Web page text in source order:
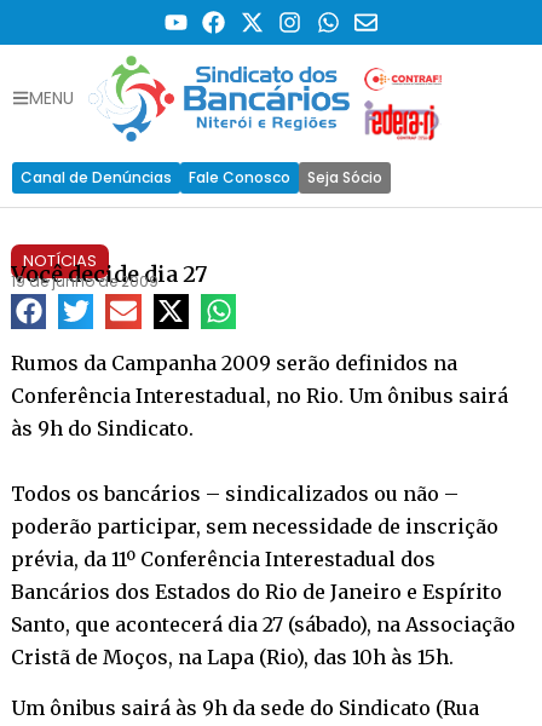
MENU
Canal de Denúncias Fale Conosco Seja Sócio
NOTÍCIAS
Você decide dia 27
19 de junho de 2009
Rumos da Campanha 2009 serão definidos na
Conferência Interestadual, no Rio. Um ônibus sairá
às 9h do Sindicato.
Todos os bancários – sindicalizados ou não –
poderão participar, sem necessidade de inscrição
prévia, da 11º Conferência Interestadual dos
Bancários dos Estados do Rio de Janeiro e Espírito
Santo, que acontecerá dia 27 (sábado), na Associação
Cristã de Moços, na Lapa (Rio), das 10h às 15h.
Um ônibus sairá às 9h da sede do Sindicato (Rua